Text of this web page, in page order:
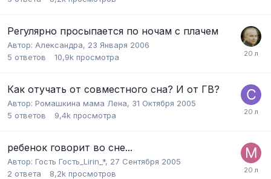
Регулярно просыпается по ночам с плачем
Автор: Александра, 23 Января 2006
5 ответов 10,9k просмотра
Как отучать от совместного сна? И от ГВ?
Автор: Ромашкина мама Лена, 31 Октября 2005
5 ответов 9,4k просмотра
ребенок говорит во сне...
Автор: Гость Гость_Lirin_*, 27 Сентября 2005
2 ответа 8,2k просмотров